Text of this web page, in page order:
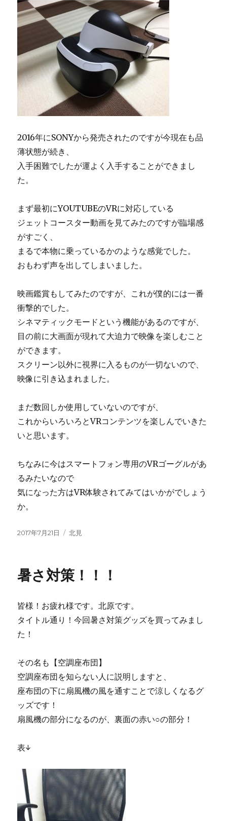
2016年にSONYから発売されたのですが今現在も品
薄状態が続き、
入手困難でしたが運よく入手することができまし
た。
まず最初にYOUTUBEのVRに対応している
ジェットコースター動画を見てみたのですが臨場感
がすごく、
まるで本物に乗っているかのような感覚でした。
おもわず声を出してしまいました。
映画鑑賞もしてみたのですが、これが僕的には一番
衝撃的でした。
シネマティックモードという機能があるのですが、
目の前に大画面が現れて大迫力で映像を楽しむこと
ができます。
スクリーン以外に視界に入るものが一切ないので、
映像に引き込まれました。
まだ数回しか使用していないのですが、
これからいろいろとVRコンテンツを楽しんでいきた
いと思います。
ちなみに今はスマートフォン専用のVRゴーグルがあ
るみたいなので
気になった方はVR体験されてみてはいかがでしょう
か。
投
2017年7月21日
カ
ー
北見
暑さ対策！！！
皆様！お疲れ様です。北原です。
タイトル通り！今回暑さ対策グッズを買ってみまし
た！
その名も【空調座布団】
空調座布団を知らない人に説明しますと、
座布団の下に扇風機の風を通すことで涼しくなるグ
ッズです！
扇風機の部分になるのが、裏面の赤い○の部分！
表↓